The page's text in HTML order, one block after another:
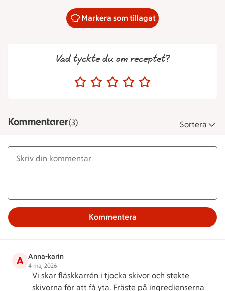
Markera som tillagat
Vad tyckte du om receptet?
Kommentarer(3) Sortera
Kommentera
A Anna-karin
4 maj 2026
Vi skar fläskkarrén i tjocka skivor och stekte
skivorna för att få yta. Fräste på ingredienserna